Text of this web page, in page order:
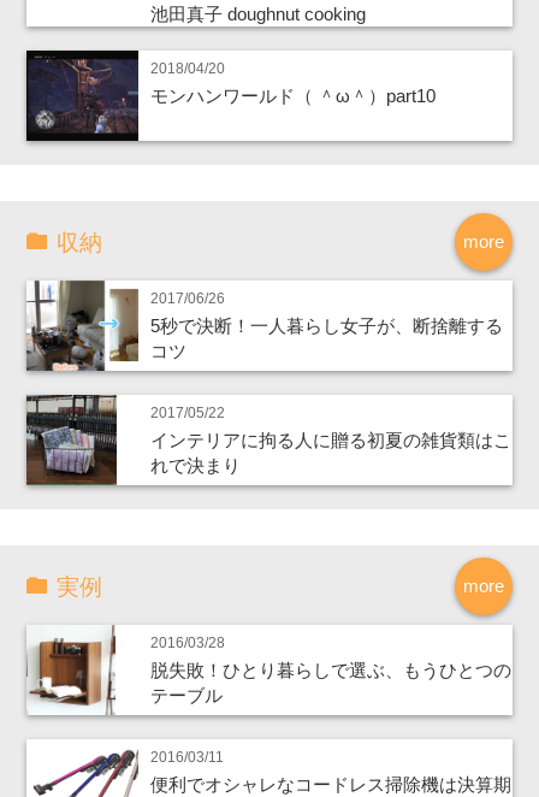
池田真子 doughnut cooking
2018/04/20
モンハンワールド（ ＾ω＾）part10
more
収納
2017/06/26
5秒で決断！一人暮らし女子が、断捨離する
コツ
2017/05/22
インテリアに拘る人に贈る初夏の雑貨類はこ
れで決まり
more
実例
2016/03/28
脱失敗！ひとり暮らしで選ぶ、もうひとつの
テーブル
2016/03/11
便利でオシャレなコードレス掃除機は決算期